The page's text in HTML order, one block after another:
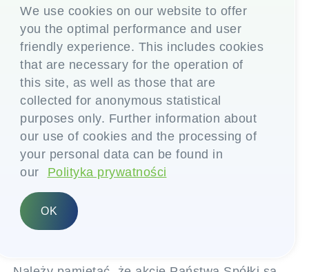
We use cookies on our website to offer
you the optimal performance and user
friendly experience. This includes cookies
that are necessary for the operation of
this site, as well as those that are
collected for anonymous statistical
purposes only. Further information about
our use of cookies and the processing of
your personal data can be found in
our
Polityka prywatności
OK
odpowiednią notę kontraktową od swojego
maklera, na wszystkie swoje transakcje
sprzedaży i zakupów. Zachowaj wszystkie takie
notatki kontraktowe dla celów rozliczeń
podatkowych.
Kiedy kupujesz akcje w trybie depozytowym za
pośrednictwem uznanego brokera akcji,
wszystko, czego potrzebujesz, to podać dane
swojego konta Demat swojemu brokerowi.
Kupione akcje zostaną bezpośrednio
zaksięgowane na Twoim koncie Demat.